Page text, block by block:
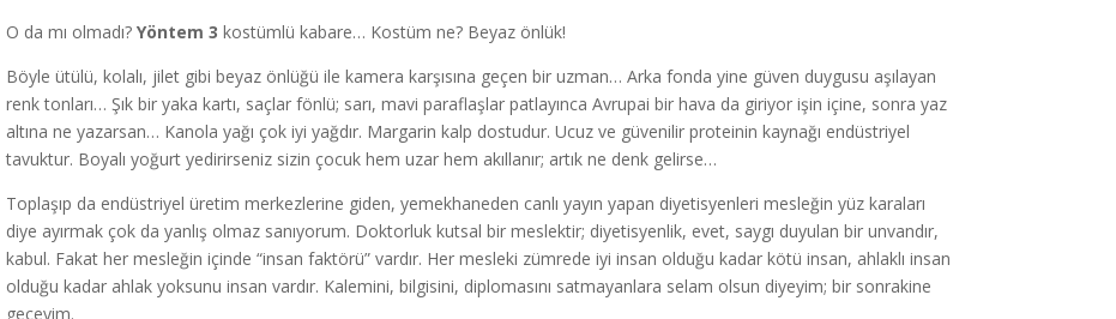
O da mı olmadı? Yöntem 3 kostümlü kabare… Kostüm ne? Beyaz önlük!
Böyle ütülü, kolalı, jilet gibi beyaz önlüğü ile kamera karşısına geçen bir uzman… Arka fonda yine güven duygusu aşılayan
renk tonları… Şık bir yaka kartı, saçlar fönlü; sarı, mavi paraflaşlar patlayınca Avrupai bir hava da giriyor işin içine, sonra yaz
altına ne yazarsan… Kanola yağı çok iyi yağdır. Margarin kalp dostudur. Ucuz ve güvenilir proteinin kaynağı endüstriyel
tavuktur. Boyalı yoğurt yedirirseniz sizin çocuk hem uzar hem akıllanır; artık ne denk gelirse…
Toplaşıp da endüstriyel üretim merkezlerine giden, yemekhaneden canlı yayın yapan diyetisyenleri mesleğin yüz karaları
diye ayırmak çok da yanlış olmaz sanıyorum. Doktorluk kutsal bir meslektir; diyetisyenlik, evet, saygı duyulan bir unvandır,
kabul. Fakat her mesleğin içinde “insan faktörü” vardır. Her mesleki zümrede iyi insan olduğu kadar kötü insan, ahlaklı insan
olduğu kadar ahlak yoksunu insan vardır. Kalemini, bilgisini, diplomasını satmayanlara selam olsun diyeyim; bir sonrakine
geçeyim.